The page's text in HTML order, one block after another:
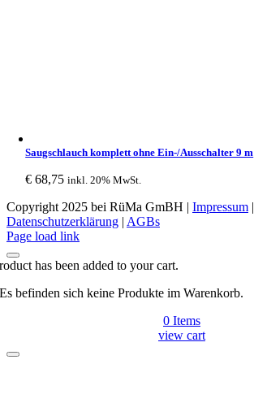
Saugschlauch komplett ohne Ein-/Ausschalter 9 m
€ 68,75 inkl. 20% MwSt.
Copyright 2025 bei RüMa GmBH | Impressum |
Datenschutzerklärung | AGBs
Facebook
Page load link
has been added to your cart.
Es befinden sich keine Produkte im Warenkorb.
0 Items
view cart